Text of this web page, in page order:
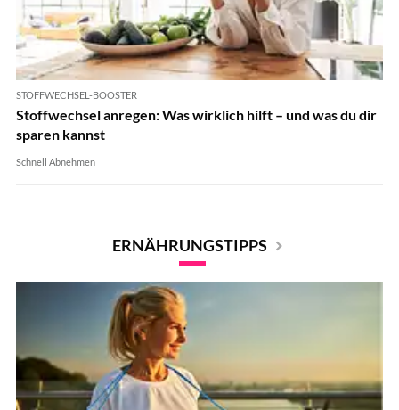
STOFFWECHSEL-BOOSTER
Stoffwechsel anregen: Was wirklich hilft – und was du dir
sparen kannst
Schnell Abnehmen
ERNÄHRUNGSTIPPS